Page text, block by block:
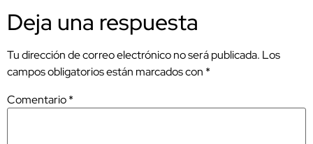
Deja una respuesta
Tu dirección de correo electrónico no será publicada. Los
campos obligatorios están marcados con *
Comentario*